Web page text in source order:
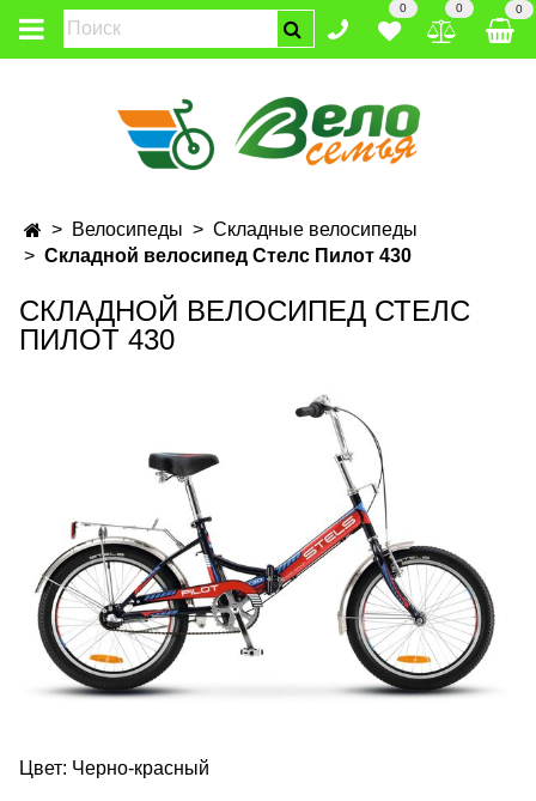
0 0 0
Велосипеды
Складные велосипеды
Складной велосипед Стелс Пилот 430
СКЛАДНОЙ ВЕЛОСИПЕД СТЕЛС
ПИЛОТ 430
Цвет: Черно-красный